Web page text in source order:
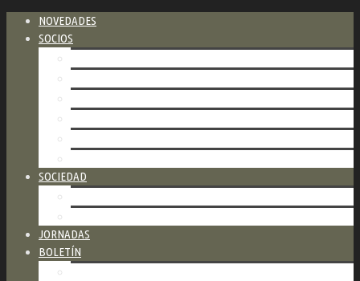
NOVEDADES
SOCIOS
SOCIEDAD
JORNADAS
BOLETÍN